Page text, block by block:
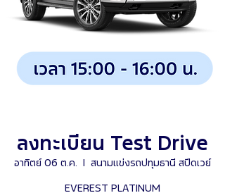
ลงทะเบียน Test Drive
อาทิตย์ 06 ต.ค.
  |
สนามแข่งรถปทุมธานี สปีดเวย์
EVEREST PLATINUM